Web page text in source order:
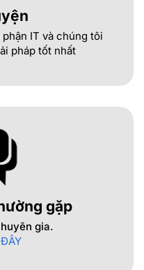
IT và chúng tôi
pháp tốt nhất
gặp
gia.